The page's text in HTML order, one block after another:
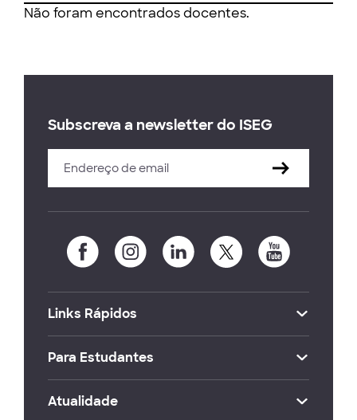
Não foram encontrados docentes.
Subscreva a newsletter do ISEG
Links Rápidos
Para Estudantes
Atualidade